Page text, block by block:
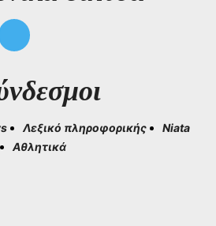
Λεξικό πληροφορικής
Niata
Αθλητικά